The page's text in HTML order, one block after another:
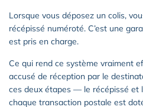
Lorsque vous déposez un colis,
récépissé numéroté. C’est une
est pris en charge.
Ce qui rend ce système vraiment
accusé de réception par le
ces deux étapes — le récépissé et
chaque transaction postale est